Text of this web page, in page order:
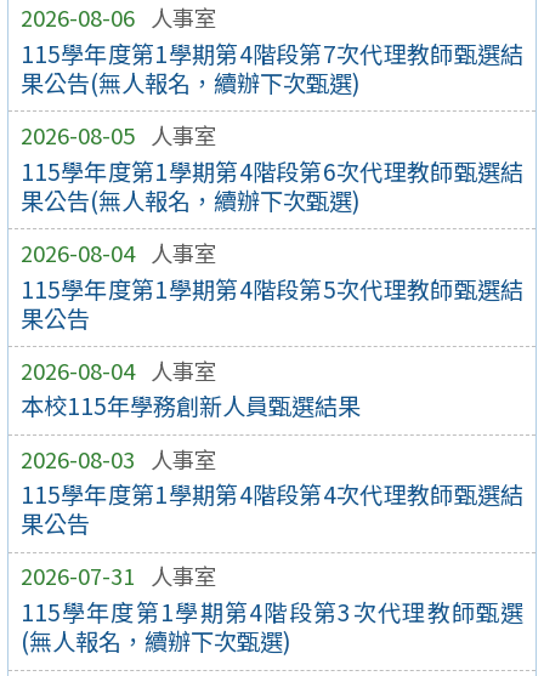
2026-08-06 人事室
115學年度第1學期第4階段第7次代理教師甄選結
果公告(無人報名，續辦下次甄選)
2026-08-05 人事室
115學年度第1學期第4階段第6次代理教師甄選結
果公告(無人報名，續辦下次甄選)
2026-08-04 人事室
115學年度第1學期第4階段第5次代理教師甄選結
果公告
2026-08-04 人事室
本校115年學務創新人員甄選結果
2026-08-03 人事室
115學年度第1學期第4階段第4次代理教師甄選結
果公告
2026-07-31 人事室
115學年度第1學期第4階段第3次代理教師甄選
(無人報名，續辦下次甄選)